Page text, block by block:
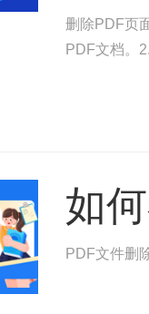
删除PDF页
PDF文档。
如
PDF文件删